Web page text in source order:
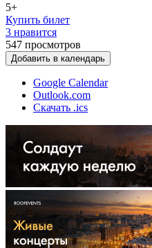
5+
Купить билет
3 нравится
547 просмотров
Добавить в календарь
Google Calendar
Outlook.com
Скачать .ics